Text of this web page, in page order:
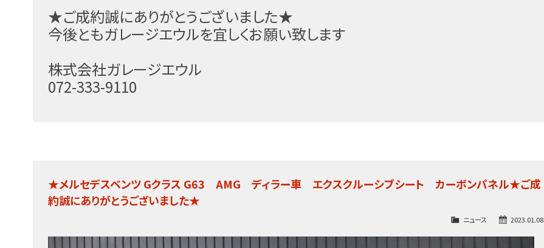
★ご成約誠にありがとうございました★
今後ともガレージエウルを宜しくお願い致します
株式会社ガレージエウル
072-333-9110
★メルセデスベンツ Gクラス G63 AMG ディラー車 エクスクルーシブシート カーボンパネル★ご成
約誠にありがとうございました★
2023.01.08
ニュース